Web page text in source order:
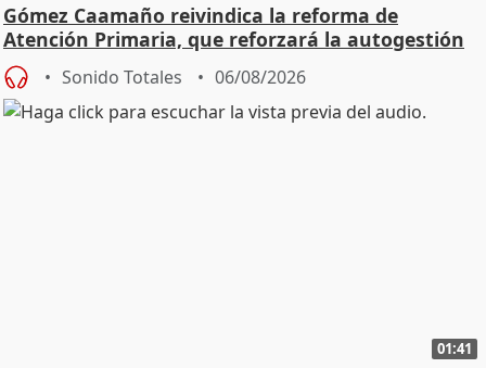
Gómez Caamaño reivindica la reforma de
Atención Primaria, que reforzará la autogestión
Sonido Totales 06/08/2026
01:41